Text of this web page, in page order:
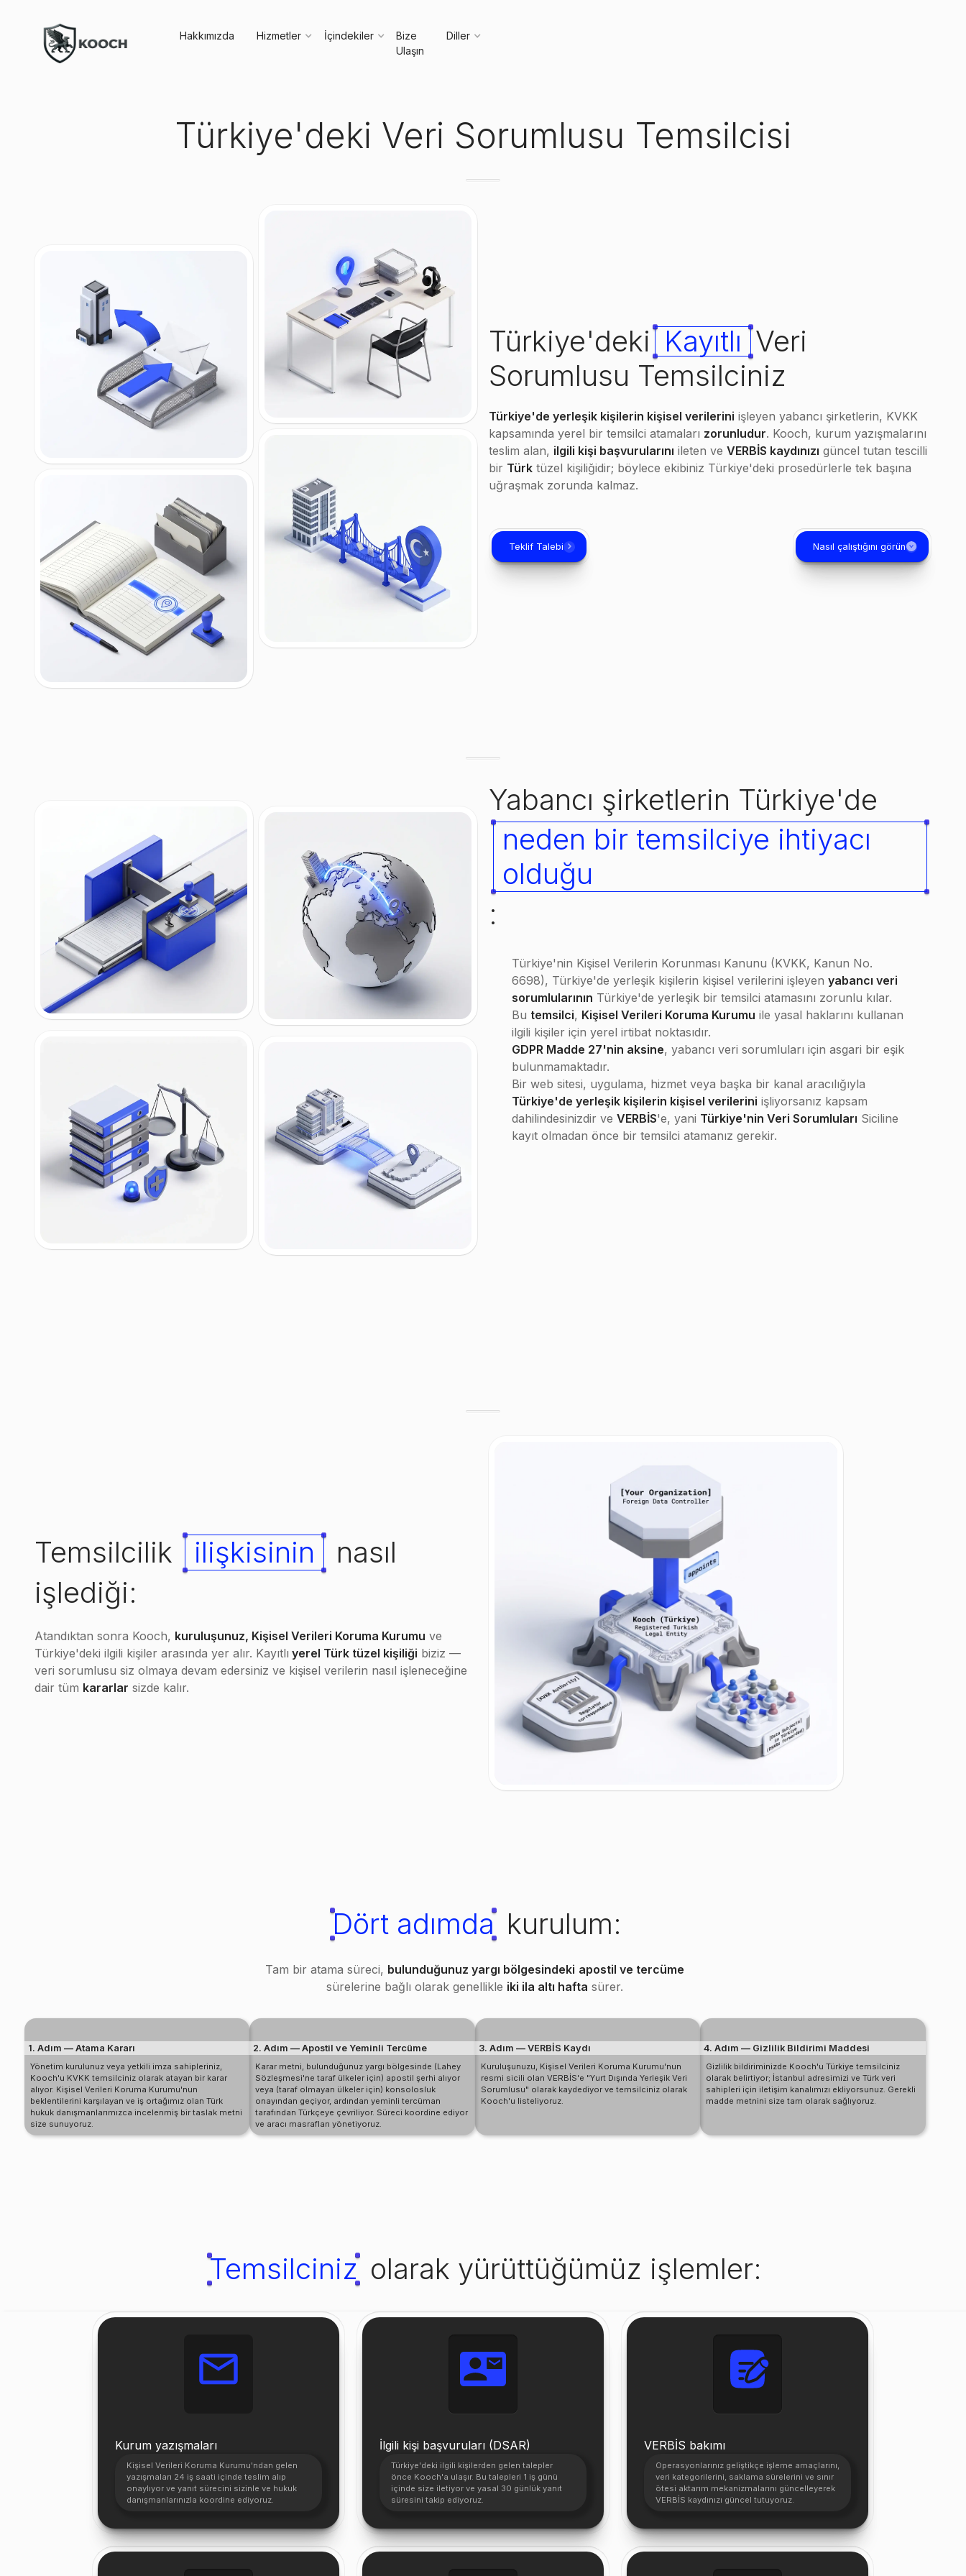
Hakkımızda Hizmetler İçindekiler
Bize
Ulaşın
Diller
Türkiye'deki Veri Sorumlusu Temsilcisi
Türkiye'deki Kayıtlı Veri
Sorumlusu Temsilciniz
Türkiye'de yerleşik kişilerin kişisel verilerini işleyen yabancı şirketlerin, KVKK
kapsamında yerel bir temsilci atamaları zorunludur. Kooch, kurum yazışmalarını
teslim alan, ilgili kişi başvurularını ileten ve VERBİS kaydınızı güncel tutan tescilli
bir Türk tüzel kişiliğidir; böylece ekibiniz Türkiye'deki prosedürlerle tek başına
uğraşmak zorunda kalmaz.
Teklif Talebi Nasıl çalıştığını görün
Yabancı şirketlerin Türkiye'de
neden bir temsilciye ihtiyacı
olduğu
:
Türkiye'nin Kişisel Verilerin Korunması Kanunu (KVKK, Kanun No.
6698), Türkiye'de yerleşik kişilerin kişisel verilerini işleyen yabancı veri
sorumlularının Türkiye'de yerleşik bir temsilci atamasını zorunlu kılar.
Bu temsilci, Kişisel Verileri Koruma Kurumu ile yasal haklarını kullanan
ilgili kişiler için yerel irtibat noktasıdır.
GDPR Madde 27'nin aksine, yabancı veri sorumluları için asgari bir eşik
bulunmamaktadır.
Bir web sitesi, uygulama, hizmet veya başka bir kanal aracılığıyla
Türkiye'de yerleşik kişilerin kişisel verilerini işliyorsanız kapsam
dahilindesinizdir ve VERBİS'e, yani Türkiye'nin Veri Sorumluları Siciline
kayıt olmadan önce bir temsilci atamanız gerekir.
Temsilcilik ilişkisinin
nasıl
işlediği:
Atandıktan sonra Kooch, kuruluşunuz, Kişisel Verileri Koruma Kurumu ve
Türkiye'deki ilgili kişiler arasında yer alır. Kayıtlı yerel Türk tüzel kişiliği biziz —
veri sorumlusu siz olmaya devam edersiniz ve kişisel verilerin nasıl işleneceğine
dair tüm kararlar sizde kalır.
Dört adımda kurulum:
Tam bir atama süreci, bulunduğunuz yargı bölgesindeki apostil ve tercüme
sürelerine bağlı olarak genellikle iki ila altı hafta sürer.
1. Adım — Atama Kararı
Yönetim kurulunuz veya yetkili imza sahipleriniz,
Kooch'u KVKK temsilciniz olarak atayan bir karar
alıyor. Kişisel Verileri Koruma Kurumu'nun
beklentilerini karşılayan ve iş ortağımız olan Türk
hukuk danışmanlarımızca incelenmiş bir taslak metni
size sunuyoruz.
2. Adım — Apostil ve Yeminli Tercüme
Karar metni, bulunduğunuz yargı bölgesinde (Lahey
Sözleşmesi'ne taraf ülkeler için) apostil şerhi alıyor
veya (taraf olmayan ülkeler için) konsolosluk
onayından geçiyor, ardından yeminli tercüman
tarafından Türkçeye çevriliyor. Süreci koordine ediyor
ve aracı masrafları yönetiyoruz.
3. Adım — VERBİS Kaydı
Kuruluşunuzu, Kişisel Verileri Koruma Kurumu'nun
resmi sicili olan VERBİS'e "Yurt Dışında Yerleşik Veri
Sorumlusu" olarak kaydediyor ve temsilciniz olarak
Kooch'u listeliyoruz.
4. Adım — Gizlilik Bildirimi Maddesi
Gizlilik bildiriminizde Kooch'u Türkiye temsilciniz
olarak belirtiyor; İstanbul adresimizi ve Türk veri
sahipleri için iletişim kanalımızı ekliyorsunuz. Gerekli
madde metnini size tam olarak sağlıyoruz.
Temsilciniz olarak yürüttüğümüz işlemler:
Kurum yazışmaları
Kişisel Verileri Koruma Kurumu'ndan gelen
yazışmaları 24 iş saati içinde teslim alıp
onaylıyor ve yanıt sürecini sizinle ve hukuk
danışmanlarınızla koordine ediyoruz.
İlgili kişi başvuruları (DSAR)
Türkiye'deki ilgili kişilerden gelen talepler
önce Kooch'a ulaşır. Bu talepleri 1 iş günü
içinde size iletiyor ve yasal 30 günlük yanıt
süresini takip ediyoruz.
VERBİS bakımı
Operasyonlarınız geliştikçe işleme amaçlarını,
veri kategorilerini, saklama sürelerini ve sınır
ötesi aktarım mekanizmalarını güncelleyerek
VERBİS kaydınızı güncel tutuyoruz.